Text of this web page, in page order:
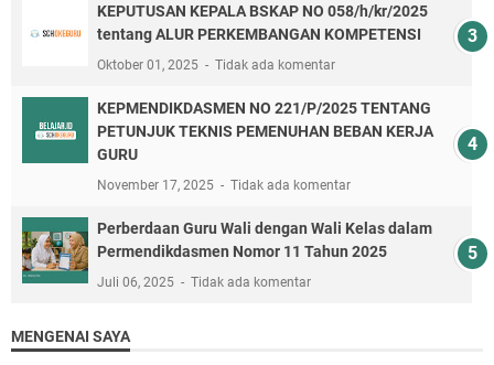
KEPUTUSAN KEPALA BSKAP NO 058/h/kr/2025
tentang ALUR PERKEMBANGAN KOMPETENSI
Oktober 01, 2025 Tidak ada komentar
KEPMENDIKDASMEN NO 221/P/2025 TENTANG
PETUNJUK TEKNIS PEMENUHAN BEBAN KERJA
GURU
November 17, 2025 Tidak ada komentar
Perberdaan Guru Wali dengan Wali Kelas dalam
Permendikdasmen Nomor 11 Tahun 2025
Juli 06, 2025 Tidak ada komentar
MENGENAI SAYA